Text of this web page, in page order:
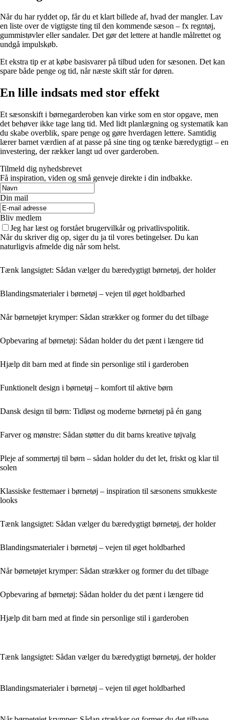
Når du har ryddet op, får du et klart billede af, hvad der mangler. Lav
en liste over de vigtigste ting til den kommende sæson – fx regntøj,
gummistøvler eller sandaler. Det gør det lettere at handle målrettet og
undgå impulskøb.
Et ekstra tip er at købe basisvarer på tilbud uden for sæsonen. Det kan
spare både penge og tid, når næste skift står for døren.
En lille indsats med stor effekt
Et sæsonskift i børnegarderoben kan virke som en stor opgave, men
det behøver ikke tage lang tid. Med lidt planlægning og systematik kan
du skabe overblik, spare penge og gøre hverdagen lettere. Samtidig
lærer barnet værdien af at passe på sine ting og tænke bæredygtigt – en
investering, der rækker langt ud over garderoben.
Tilmeld dig nyhedsbrevet
Få inspiration, viden og små genveje direkte i din indbakke.
Din mail
Bliv medlem
Jeg har læst og forstået brugervilkår og privatlivspolitik.
Når du skriver dig op, siger du ja til vores betingelser. Du kan
naturligvis afmelde dig når som helst.
Tænk langsigtet: Sådan vælger du bæredygtigt børnetøj, der holder
Blandingsmaterialer i børnetøj – vejen til øget holdbarhed
Når børnetøjet krymper: Sådan strækker og former du det tilbage
Opbevaring af børnetøj: Sådan holder du det pænt i længere tid
Hjælp dit barn med at finde sin personlige stil i garderoben
Funktionelt design i børnetøj – komfort til aktive børn
Dansk design til børn: Tidløst og moderne børnetøj på én gang
Farver og mønstre: Sådan støtter du dit barns kreative tøjvalg
Pleje af sommertøj til børn – sådan holder du det let, friskt og klar til
solen
Klassiske festtemaer i børnetøj – inspiration til sæsonens smukkeste
looks
Tænk langsigtet: Sådan vælger du bæredygtigt børnetøj, der holder
Blandingsmaterialer i børnetøj – vejen til øget holdbarhed
Når børnetøjet krymper: Sådan strækker og former du det tilbage
Opbevaring af børnetøj: Sådan holder du det pænt i længere tid
Hjælp dit barn med at finde sin personlige stil i garderoben
Tænk langsigtet: Sådan vælger du bæredygtigt børnetøj, der holder
Blandingsmaterialer i børnetøj – vejen til øget holdbarhed